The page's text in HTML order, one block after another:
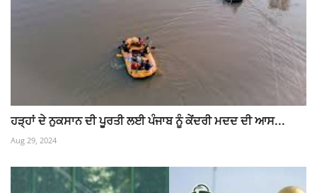
ਹੜ੍ਹਾਂ ਦੇ ਨੁਕਸਾਨ ਦੀ ਪੂਰਤੀ ਲਈ ਪੰਜਾਬ ਨੂੰ ਕੇਂਦਰੀ ਮਦਦ ਦੀ ਆਸ...
Aug 29, 2024